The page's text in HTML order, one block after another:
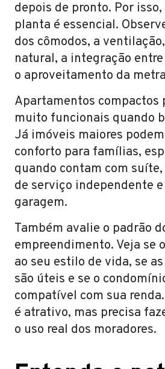
depois de pronto. Por
planta é essencial.
dos cômodos, a
natural, a integração
o aproveitamento da
Apartamentos compactos
muito funcionais quando
Já imóveis maiores
conforto para famílias,
quando contam com
de serviço independente
garagem.
Também avalie o padrão
empreendimento. Veja se
ao seu estilo de vida, se
são úteis e se o
compatível com sua
é atrativo, mas precisa
o uso real dos moradores.